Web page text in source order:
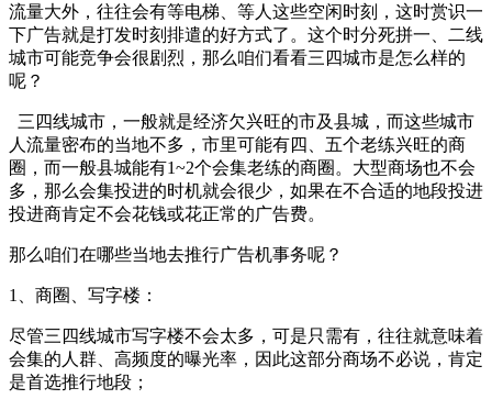
流量大外，往往会有等电梯、等人这些空闲时刻，这时赏识一
下广告就是打发时刻排遣的好方式了。这个时分死拼一、二线
城市可能竞争会很剧烈，那么咱们看看三四城市是怎么样的
呢？
三四线城市，一般就是经济欠兴旺的市及县城，而这些城市
人流量密布的当地不多，市里可能有四、五个老练兴旺的商
圈，而一般县城能有1~2个会集老练的商圈。大型商场也不会
多，那么会集投进的时机就会很少，如果在不合适的地段投进
投进商肯定不会花钱或花正常的广告费。
那么咱们在哪些当地去推行广告机事务呢？
1、商圈、写字楼：
尽管三四线城市写字楼不会太多，可是只需有，往往就意味着
会集的人群、高频度的曝光率，因此这部分商场不必说，肯定
是首选推行地段；